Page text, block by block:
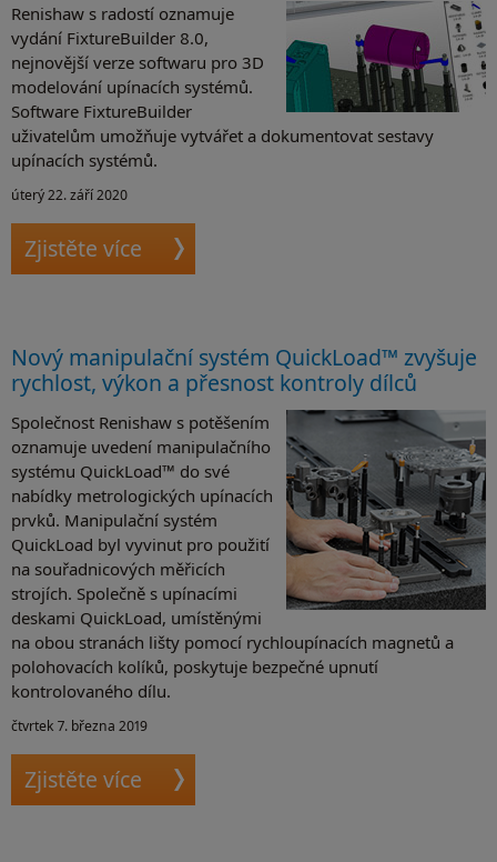
Renishaw s radostí oznamuje
vydání FixtureBuilder 8.0,
nejnovější verze softwaru pro 3D
modelování upínacích systémů.
Software FixtureBuilder
uživatelům umožňuje vytvářet a dokumentovat sestavy
upínacích systémů.
úterý 22. září 2020
Zjistěte více
Nový manipulační systém QuickLoad™ zvyšuje
rychlost, výkon a přesnost kontroly dílců
Společnost Renishaw s potěšením
oznamuje uvedení manipulačního
systému QuickLoad™ do své
nabídky metrologických upínacích
prvků. Manipulační systém
QuickLoad byl vyvinut pro použití
na souřadnicových měřicích
strojích. Společně s upínacími
deskami QuickLoad, umístěnými
na obou stranách lišty pomocí rychloupínacích magnetů a
polohovacích kolíků, poskytuje bezpečné upnutí
kontrolovaného dílu.
čtvrtek 7. března 2019
Zjistěte více